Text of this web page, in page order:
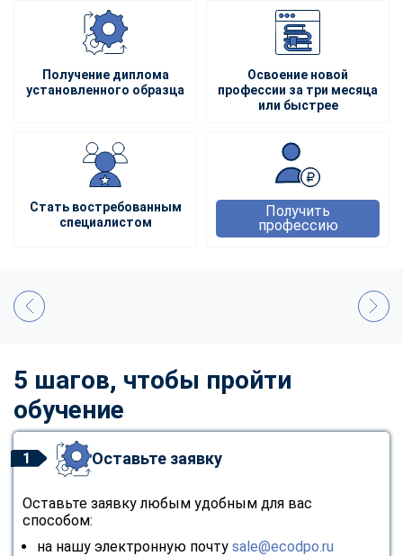
Получение диплома
установленного образца
Освоение новой
профессии за три месяца
или быстрее
Стать востребованным
специалистом
Получить
профессию
5 шагов, чтобы пройти
обучение
1 Оставьте заявку
Оставьте заявку любым удобным для вас
способом:
на нашу электронную почту sale@ecodpo.ru